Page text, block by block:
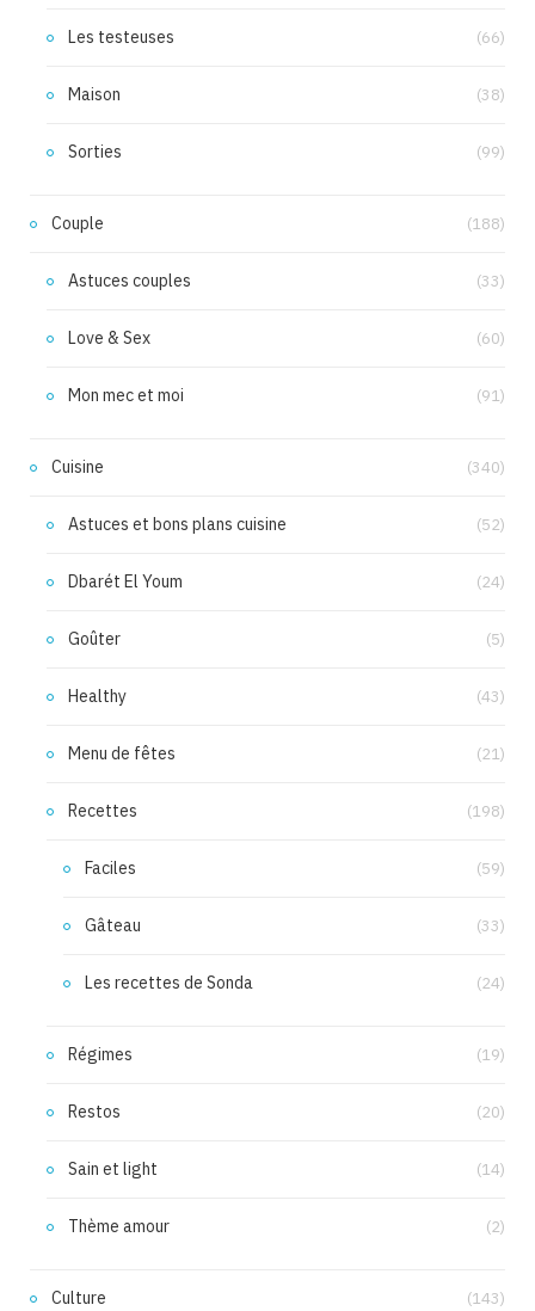
Les testeuses (66)
Maison (38)
Sorties (99)
Couple (188)
Astuces couples (33)
Love & Sex (60)
Mon mec et moi (91)
Cuisine (340)
Astuces et bons plans cuisine (52)
Dbarét El Youm (24)
Goûter (5)
Healthy (43)
Menu de fêtes (21)
Recettes (198)
Faciles (59)
Gâteau (33)
Les recettes de Sonda (24)
Régimes (19)
Restos (20)
Sain et light (14)
Thème amour (2)
Culture (143)